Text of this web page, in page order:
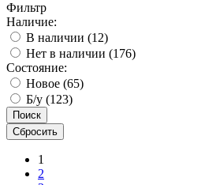
Фильтр
Наличие:
В наличии (12)
Нет в наличии (176)
Состояние:
Новое (65)
Б/у (123)
Поиск
Сбросить
1
2